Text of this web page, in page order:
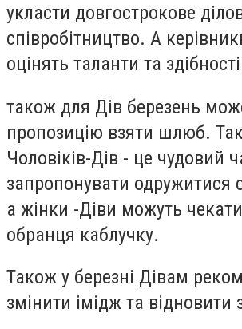
укласти довгострокове
співробітництво. А
оцінять таланти та
також для Дів березень
пропозицію взяти шлюб.
Чоловіків-Дів - це чудовий
запропонувати одружитися
а жінки -Діви можуть
обранця каблучку.
Також у березні Дівам
змінити імідж та відновити